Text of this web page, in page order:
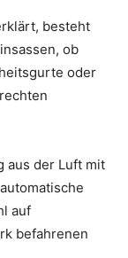
besteht
ob
oder
aus der Luft mit
auf
befahrenen